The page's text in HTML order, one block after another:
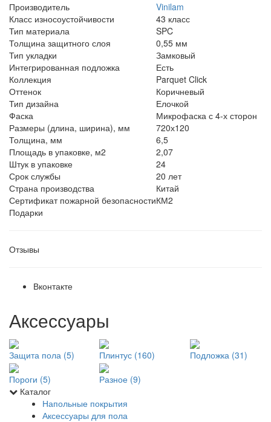
Производитель
Vinilam
Класс износоустойчивости
43 класс
Тип материала
SPC
Толщина защитного слоя
0,55 мм
Тип укладки
Замковый
Интегрированная подложка
Есть
Коллекция
Parquet Click
Оттенок
Коричневый
Тип дизайна
Елочкой
Фаска
Микрофаска с 4-х сторон
Размеры (длина, ширина), мм
720х120
Толщина, мм
6,5
Площадь в упаковке, м2
2,07
Штук в упаковке
24
Срок службы
20 лет
Страна производства
Китай
Сертификат пожарной безопасностиКМ2
Подарки
Отзывы
Вконтакте
Аксессуары
Защита пола (5) Плинтус (160) Подложка (31)
Пороги (5)
Разное (9)
Каталог
Напольные покрытия
Аксессуары для пола